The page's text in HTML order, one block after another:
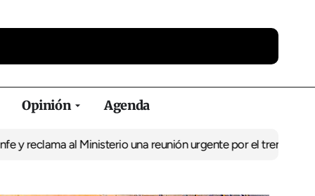
Opinión Agenda
al Ministerio una reunión urgente por el trenEl BNG exige la